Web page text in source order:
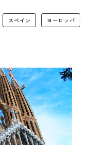
スペイン ヨーロッパ